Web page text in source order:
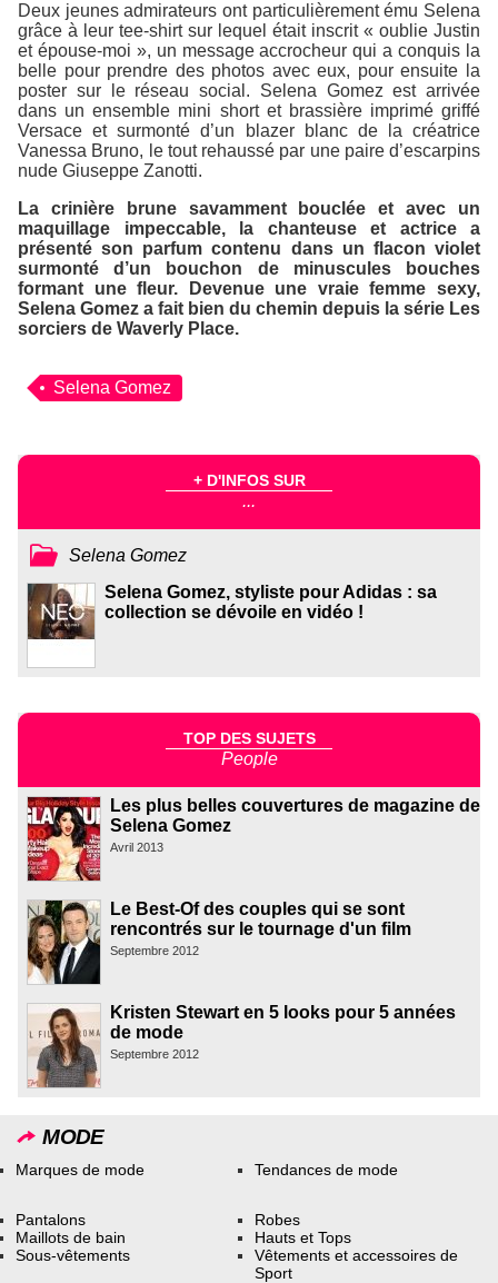
Deux jeunes admirateurs ont particulièrement ému Selena
grâce à leur tee-shirt sur lequel était inscrit « oublie Justin
et épouse-moi », un message accrocheur qui a conquis la
belle pour prendre des photos avec eux, pour ensuite la
poster sur le réseau social. Selena Gomez est arrivée
dans un ensemble mini short et brassière imprimé griffé
Versace et surmonté d’un blazer blanc de la créatrice
Vanessa Bruno, le tout rehaussé par une paire d’escarpins
nude Giuseppe Zanotti.
La crinière brune savamment bouclée et avec un
maquillage impeccable, la chanteuse et actrice a
présenté son parfum contenu dans un flacon violet
surmonté d’un bouchon de minuscules bouches
formant une fleur. Devenue une vraie femme sexy,
Selena Gomez a fait bien du chemin depuis la série Les
sorciers de Waverly Place.
Selena Gomez
+ D'INFOS SUR
...
Selena Gomez
Selena Gomez, styliste pour Adidas : sa
collection se dévoile en vidéo !
TOP DES SUJETS
People
Les plus belles couvertures de magazine de
Selena Gomez
Avril 2013
Le Best-Of des couples qui se sont
rencontrés sur le tournage d'un film
Septembre 2012
Kristen Stewart en 5 looks pour 5 années
de mode
Septembre 2012
MODE
Marques de mode Tendances de mode
Pantalons
Maillots de bain
Sous-vêtements
Robes
Hauts et Tops
Vêtements et accessoires de
Sport